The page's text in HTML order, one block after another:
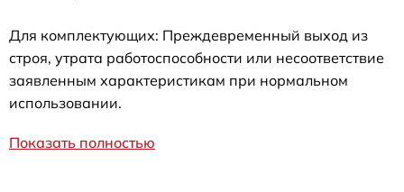
Для комплектующих: Преждевременный выход из
строя, утрата работоспособности или несоответствие
заявленным характеристикам при нормальном
использовании.
Показать полностью